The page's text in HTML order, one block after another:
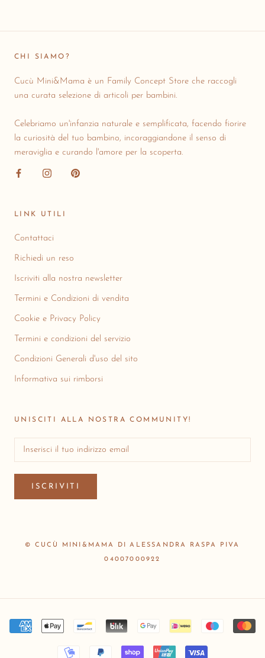
CHI SIAMO?
Cucù Mini&Mama è un Family Concept Store che raccogli
una curata selezione di articoli per bambini.
Celebriamo un'infanzia naturale e semplificata, facendo fiorire
la curiosità del tuo bambino, incoraggiandone il senso di
meraviglia e curando l'amore per la scoperta.
LINK UTILI
Contattaci
Richiedi un reso
Iscriviti alla nostra newsletter
Termini e Condizioni di vendita
Cookie e Privacy Policy
Termini e condizioni del servizio
Condizioni Generali d'uso del sito
Informativa sui rimborsi
UNISCITI ALLA NOSTRA COMMUNITY!
ISCRIVITI
© CUCÙ MINI&MAMA DI ALESSANDRA RASPA PIVA
04007000922